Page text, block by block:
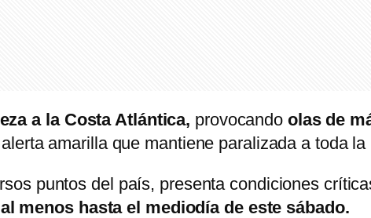
a la Costa Atlántica, provocando olas de
amarilla que mantiene paralizada a toda la
puntos del país, presenta condiciones
menos hasta el mediodía de este sábado.